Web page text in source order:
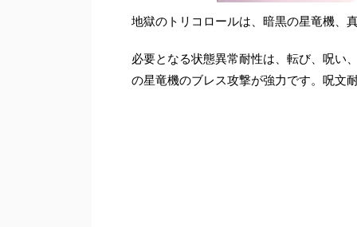
地獄のトリコロールは、暗黒の星竜機、
必要となる状態異常耐性は、転び、呪い
の星竜機のブレス攻撃が強力です。呪文